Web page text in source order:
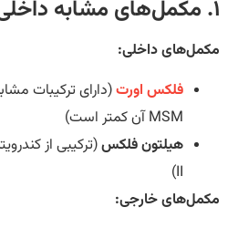
داخلی:
فلکس اورت (دارای ترکیبات مشابه
MSM آن کمتر است)
هیلتون فلکس(ترکیبی از
خارجی: